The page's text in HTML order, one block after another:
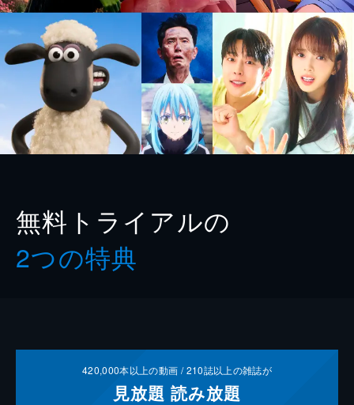
無料トライアルの
2つの特典
420,000本以上の動画 /210誌以上の雑誌が
見放題 読み放題